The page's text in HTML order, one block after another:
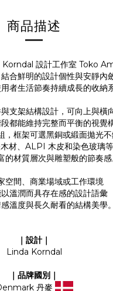
商品描述
設計工作室 Toko
合鮮明的設計個性與安靜內
者生活節奏持續成長的收納
支架結構設計，可向上與橫
都能維持完整而平衡的視覺
，框架可選黑銅或緞面拋光
材、ALPI 木皮和染色玻璃
的材質層次與雕塑般的節奏感
空間、商業場域或工作環境
溫潤而具存在感的設計語彙
溫度與長久耐看的結構美學。
｜設計｜
Linda Korndal
｜品牌國別｜
丹麥